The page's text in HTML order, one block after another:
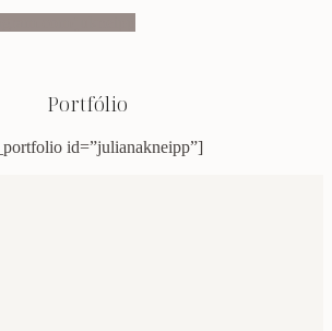
Portfólio
id=”julianakneipp”]